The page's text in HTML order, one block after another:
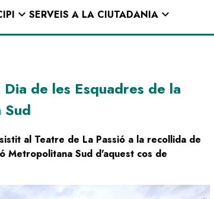
expand_more SERVEIS A LA CIUTADANIAexpand_more
de les Esquadres de la
al Teatre de La Passió a la recollida de
Metropolitana Sud d'aquest cos de